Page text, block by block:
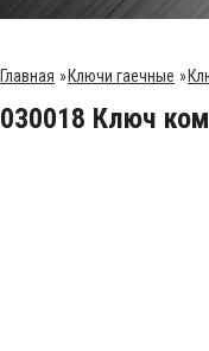
Главная »Ключи гаечные »
030018 Ключ